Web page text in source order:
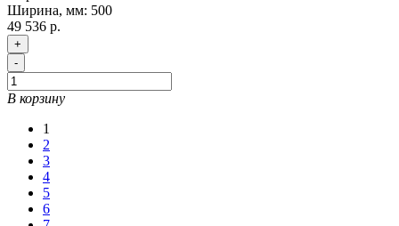
Ширина, мм: 500
49 536 р.
+
-
В корзину
1
2
3
4
5
6